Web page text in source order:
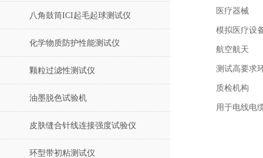
八角鼓筒ICI起毛起球测试仪
化学物质防护性能测试仪
颗粒过滤性测试仪
油墨脱色试验机
皮肤缝合针线连接强度试验仪
环型带初粘测试仪
医疗器械
模拟医疗设
航空航天
测试高要求
质检机构
用于电线电